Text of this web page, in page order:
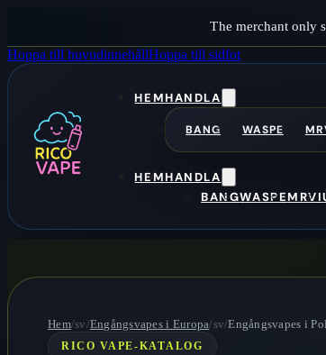
The merchant only
Hoppa till huvudinnehållHoppa till sidfot
HEMHANDLA
BANG WASPE
HEMHANDLA
BANGWASPEMRVI
Hem/sv/Engångsvapes i Europa/sv/Engångsvapes i
RICO VAPE-KATALOG